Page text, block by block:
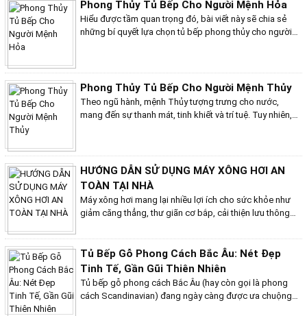
Phong Thủy Tủ Bếp Cho Người Mệnh Hỏa
Hiểu được tầm quan trọng đó, bài viết này sẽ chia sẻ
những bí quyết lựa chọn tủ bếp phong thủy cho người
vượng khí dồi dào. Hãy cùng Bếp Việt Home khám phá
những yếu tố phong thủy cần lưu ý khi lựa chọn tủ bếp
cho người mệnh Hỏa, bao gồm màu sắc, chất liệu, kiểu
dáng và vị trí đặt tủ bếp.
Phong Thủy Tủ Bếp Cho Người Mệnh Thủy
Theo ngũ hành, mệnh Thủy tượng trưng cho nước,
mang đến sự thanh mát, tinh khiết và trí tuệ. Tuy nhiên,
thủy cho người mệnh Thủy sẽ giúp cân bằng ngũ hành,
củng cố năng lượng cho gia chủ, từ đó thu hút may mắn,
tài lộc và sức khỏe.
HƯỚNG DẪN SỬ DỤNG MÁY XÔNG HƠI AN
TOÀN TẠI NHÀ
Máy xông hơi mang lại nhiều lợi ích cho sức khỏe như
giảm căng thẳng, thư giãn cơ bắp, cải thiện lưu thông
khi sử dụng máy xông hơi tại nhà, hãy cùng bếp Việt
Home tìm hiểu những hướng dẫn sử dụng máy xông hơi
an toàn tại nhà.
Tủ Bếp Gỗ Phong Cách Bắc Âu: Nét Đẹp
Tinh Tế, Gần Gũi Thiên Nhiên
Tủ bếp gỗ phong cách Bắc Âu (hay còn gọi là phong
cách Scandinavian) đang ngày càng được ưa chuộng